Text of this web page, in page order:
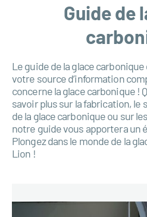
Guide de
Le guide de la glace
votre source d’information
concerne la glace carbonique !
savoir plus sur la fabrication, le
de la glace carbonique ou sur
notre guide vous apportera un
Plongez dans le monde de la
Lion !